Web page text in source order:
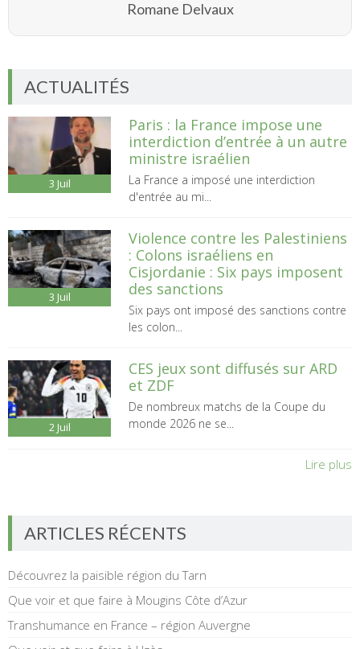
Romane Delvaux
ACTUALITÉS
3 Juil
Paris : la France impose une
interdiction d’entrée à un autre
ministre israélien
La France a imposé une interdiction
d'entrée au mi...
3 Juil
Violence contre les Palestiniens
: Colons israéliens en
Cisjordanie : Six pays imposent
des sanctions
Six pays ont imposé des sanctions contre
les colon...
2 Juil
CES jeux sont diffusés sur ARD
et ZDF
De nombreux matchs de la Coupe du
monde 2026 ne se...
Lire plus
ARTICLES RÉCENTS
Découvrez la paisible région du Tarn
Que voir et que faire à Mougins Côte d’Azur
Transhumance en France – région Auvergne